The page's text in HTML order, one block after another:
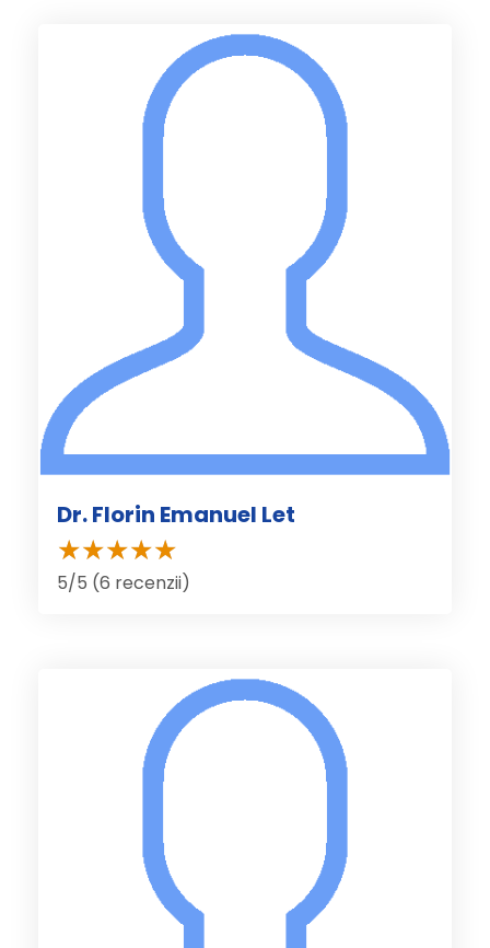
Dr. Florin Emanuel Let
5/5 (6 recenzii)